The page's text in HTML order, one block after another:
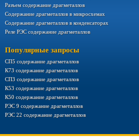
Разъем содержание драгметаллов
Содержание драгметаллов в микросхемах
Содержание драгметаллов в конденсаторах
Реле РЭС содержание драгметаллов
Популярные запросы
СП5 содержание драгметаллов
К73 содержание драгметаллов
СП3 содержание драгметаллов
К53 содержание драгметаллов
К50 содержание драгметаллов
РЭС 9 содержание драгметаллов
РЭС 22 содержание драгметаллов